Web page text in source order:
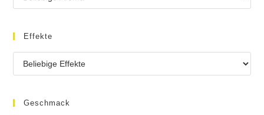
Effekte
Geschmack